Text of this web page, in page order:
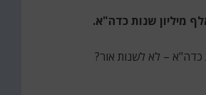
מיליון שנות כדה"א.
כדה"א – לא לשנות אור?